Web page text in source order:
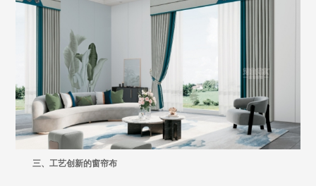
三、工艺创新的窗帘布